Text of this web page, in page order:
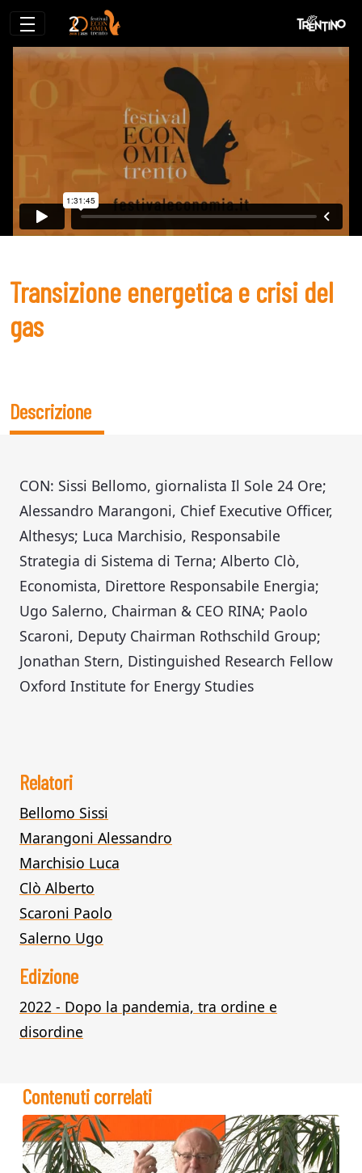
Transizione energetica e crisi del gas
Transizione energetica e crisi del
gas
Descrizione
CON: Sissi Bellomo, giornalista Il Sole 24 Ore;
Alessandro Marangoni, Chief Executive Officer,
Althesys; Luca Marchisio, Responsabile
Strategia di Sistema di Terna; Alberto Clò,
Economista, Direttore Responsabile Energia;
Ugo Salerno, Chairman & CEO RINA; Paolo
Scaroni, Deputy Chairman Rothschild Group;
Jonathan Stern, Distinguished Research Fellow
Oxford Institute for Energy Studies
Relatori
Bellomo Sissi
Marangoni Alessandro
Marchisio Luca
Clò Alberto
Scaroni Paolo
Salerno Ugo
Edizione
2022 - Dopo la pandemia, tra ordine e
disordine
Contenuti correlati